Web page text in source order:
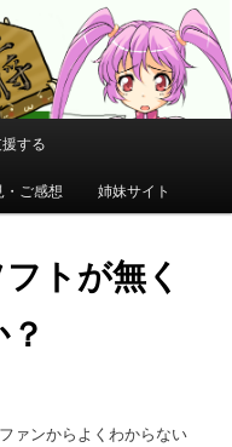
ト
する
・ご感想 姉妹サイト
トが無く
ァンからよくわからない